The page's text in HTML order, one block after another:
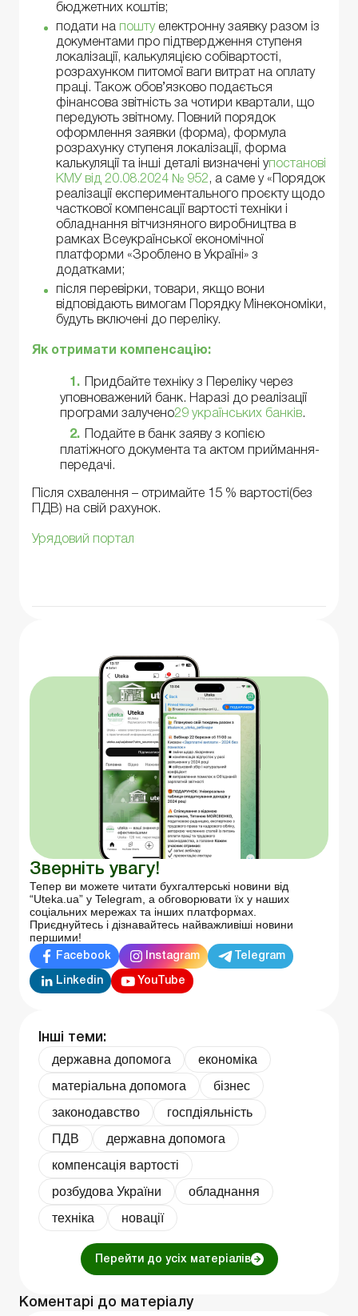
бюджетних коштів;
подати на поштуелектронну заявку разом із
документами про підтвердження ступеня
локалізації, калькуляцією собівартості,
розрахунком питомої ваги витрат на оплату
праці. Також обов’язково подається
фінансова звітність за чотири квартали, що
передують звітному. Повний порядок
оформлення заявки (форма), формула
розрахунку ступеня локалізації, форма
калькуляції та інші деталі визначені упостанові
КМУ від 20.08.2024 № 952 , а саме у «Порядок
реалізації експериментального проєкту щодо
часткової компенсації вартості техніки і
обладнання вітчизняного виробництва в
рамках Всеукраїнської економічної
платформи «Зроблено в Україні» з
додатками;
після перевірки, товари, якщо вони
відповідають вимогам Порядку Мінекономіки,
будуть включені до переліку.
Як отримати компенсацію:
Придбайте техніку з Переліку через
уповноважений банк. Наразі до реалізації
програми залучено29 українських банків.
Подайте в банк заяву з копією
платіжного документа та актом приймання-
передачі.
Після схвалення – отримайте 15 % вартості(без
ПДВ) на свій рахунок.
Урядовий портал
Зверніть увагу!
Тепер ви можете читати бухгалтерські новини від
“Uteka.ua” у Telegram, а обговорювати їх у наших
соціальних мережах та інших платформах.
Приєднуйтесь і дізнавайтесь найважливіші новини
першими!
Facebook Instagram Telegram
Linkedin YouTube
Інші теми:
державна допомога
економіка
матеріальна допомога
бізнес
законодавство
госпдіяльність
ПДВ
державна допомога
компенсація вартості
розбудова України
обладнання
техніка
новації
Перейти до усіх матеріалів
Коментарі до матеріалу